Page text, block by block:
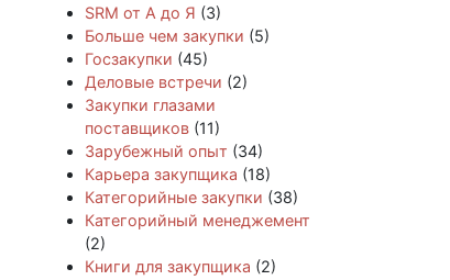
SRM от А до Я (3)
Больше чем закупки (5)
Госзакупки (45)
Деловые встречи (2)
Закупки глазами
поставщиков (11)
Зарубежный опыт (34)
Карьера закупщика (18)
Категорийные закупки (38)
Категорийный менеджемент
(2)
Книги для закупщика (2)